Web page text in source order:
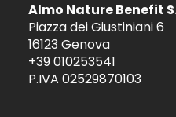
Almo Nature Benefit
Piazza dei Giustiniani 6
16123 Genova
+39 010253541
P.IVA 02529870103